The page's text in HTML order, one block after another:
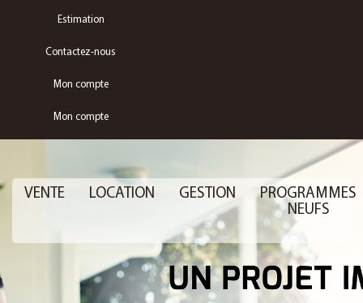
Estimation
Contactez-nous
Mon compte
Mon compte
VENTE LOCATION GESTION
PROGRAMMES
NEUFS